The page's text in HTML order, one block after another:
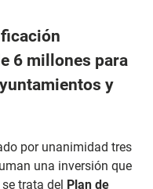
6 millones para
y
por unanimidad tres
una inversión que
se trata del Plan de